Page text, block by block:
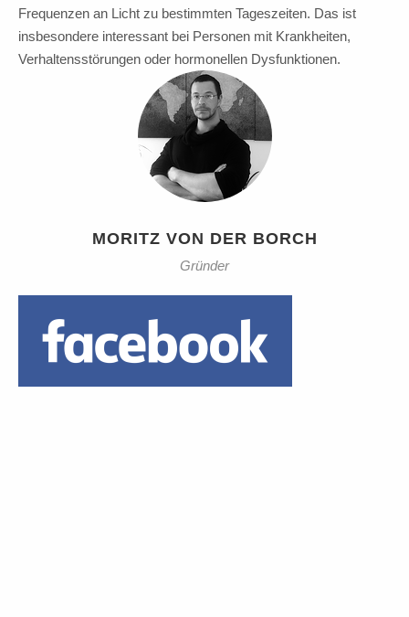
Frequenzen an Licht zu bestimmten Tageszeiten. Das ist
insbesondere interessant bei Personen mit Krankheiten,
Verhaltensstörungen oder hormonellen Dysfunktionen.
MORITZ VON DER BORCH
Gründer